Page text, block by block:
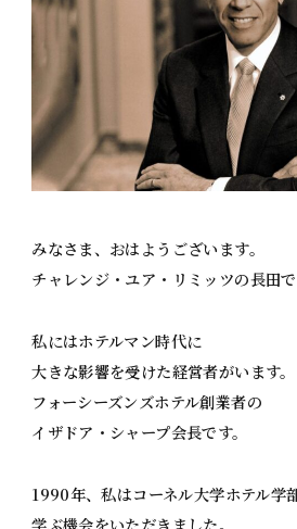
みなさま、おはようございます。
チャレンジ・ユア・リミッツの長田で
私にはホテルマン時代に
大きな影響を受けた経営者がいます。
フォーシーズンズホテル創業者の
イザドア・シャープ会長です。
1990年、私はコーネル大学ホテル学
学ぶ機会をいただきました。